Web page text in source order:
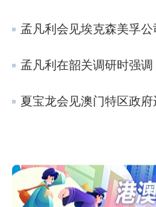
孟凡利会见埃克森美孚
孟凡利在韶关调研时强调
夏宝龙会见澳门特区政